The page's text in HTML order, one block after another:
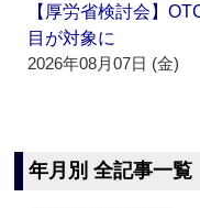
【厚労省検討会】
目が対象に
2026年08月07日 (金)
年月別 全記事一覧